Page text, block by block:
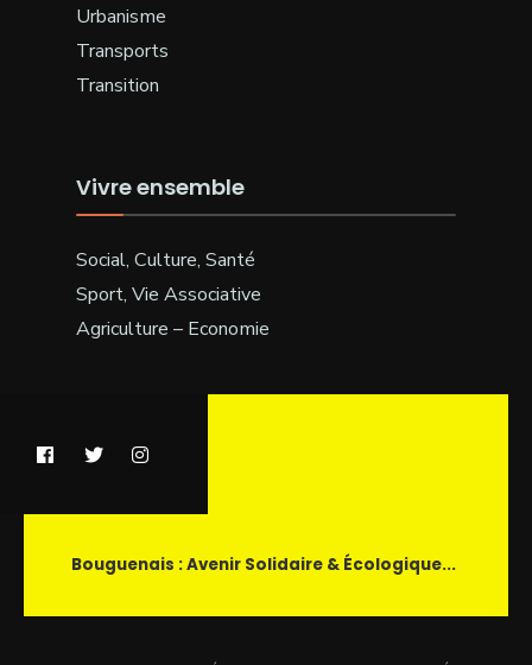
Urbanisme
Transports
Transition
Vivre ensemble
Social, Culture, Santé
Sport, Vie Associative
Agriculture – Economie
Bouguenais : Avenir Solidaire & Écologique...